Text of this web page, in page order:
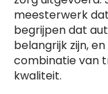
meesterwerk
begrijpen dat
belangrijk zijn,
combinatie van
kwaliteit.